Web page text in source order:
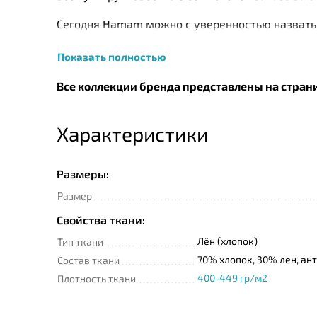
Сегодня Нamam можно с уверенностью
натурального хлопка, собранного с
витамина Е и ароматическим наполнением
Показать полностью
Все коллекции бренда представлены на
Характеристики
Размеры:
Размер
Свойства ткани:
Тип ткани
Лён (хлопок)
Состав ткани
70% хлопок, 30% лен,
Плотность ткани
400-449 гр/м2